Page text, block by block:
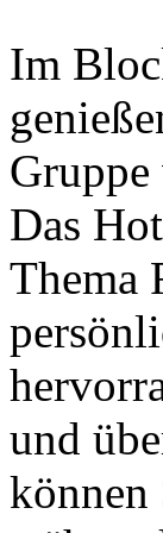
Im
Das
Thema
und
können